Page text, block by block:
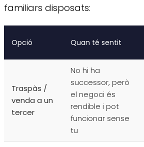
familiars disposats:
Opció Quan té sentit
Traspàs /
venda a un
tercer
No hi ha
successor, però
el negoci és
rendible i pot
funcionar sense
tu